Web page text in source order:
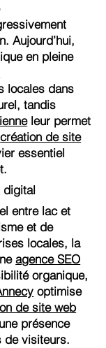
Aujourd’hui,
en pleine
locales dans
tandis
leur permet
création de site
essentiel
digital
entre lac et
et de
locales, la
agence SEO
organique,
optimise
de site web
présence
de visiteurs.